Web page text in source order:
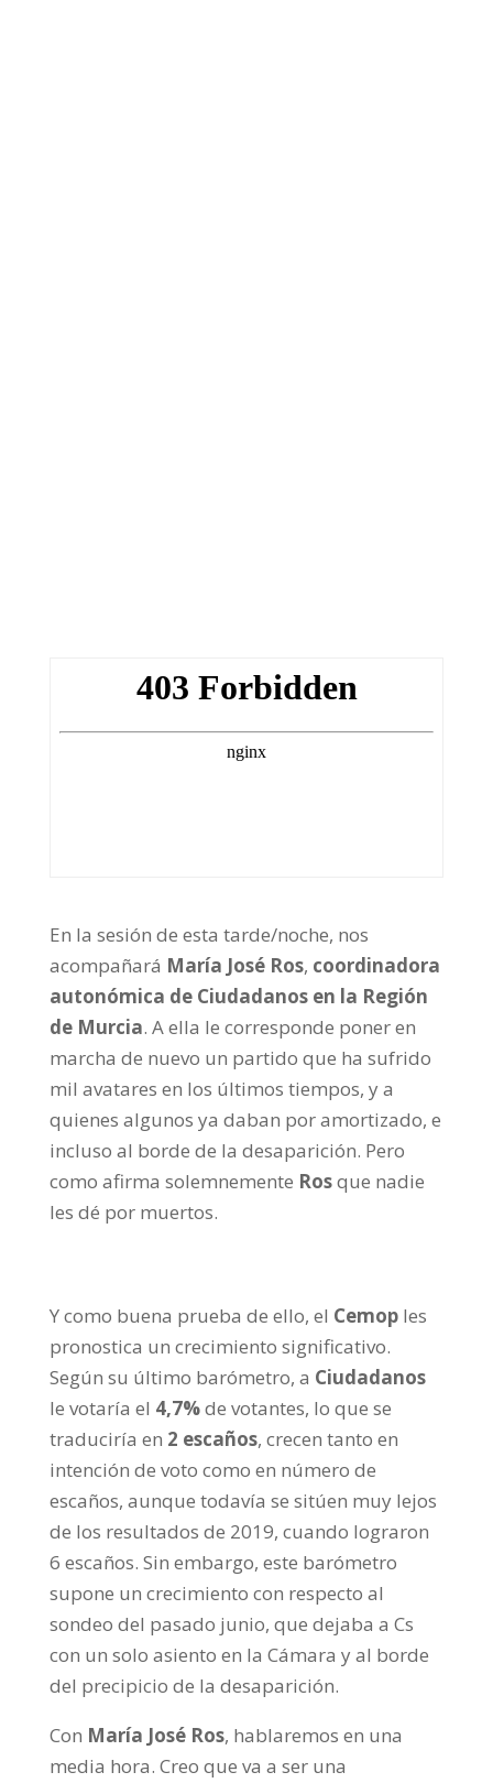
En la sesión de esta tarde/noche, nos
acompañará María José Ros, coordinadora
autonómica de Ciudadanos en la Región
de Murcia. A ella le corresponde poner en
marcha de nuevo un partido que ha sufrido
mil avatares en los últimos tiempos, y a
quienes algunos ya daban por amortizado, e
incluso al borde de la desaparición. Pero
como afirma solemnemente Rosque nadie
les dé por muertos.
Y como buena prueba de ello, el Cemoples
pronostica un crecimiento significativo.
Según su último barómetro, a Ciudadanos
le votaría el 4,7%de votantes, lo que se
traduciría en 2 escaños, crecen tanto en
intención de voto como en número de
escaños, aunque todavía se sitúen muy lejos
de los resultados de 2019, cuando lograron
6 escaños. Sin embargo, este barómetro
supone un crecimiento con respecto al
sondeo del pasado junio, que dejaba a Cs
con un solo asiento en la Cámara y al borde
del precipicio de la desaparición.
Con María José Ros, hablaremos en una
media hora. Creo que va a ser una